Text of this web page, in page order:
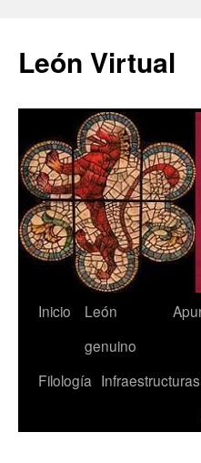
León Virtual
Saltar
contenido
Inicio
León
genuino
Filología Infraestructuras